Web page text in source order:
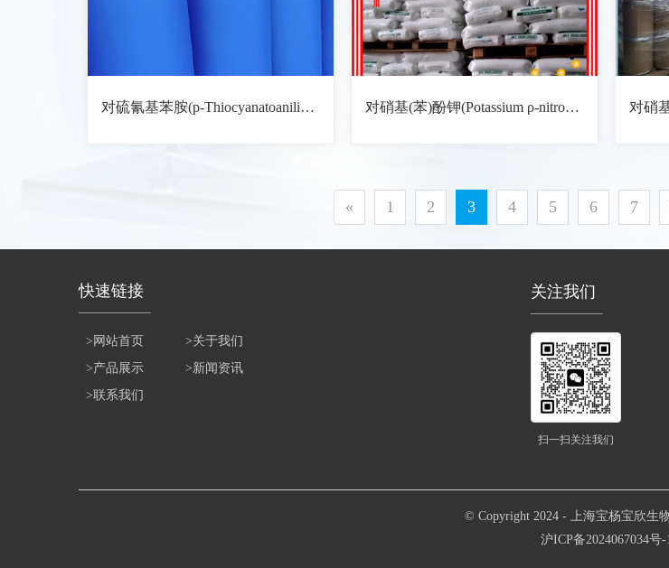
对硫氰基苯胺(p-Thiocyanatoaniline) CAS: 15191-25-0 化学式: C7H6N2S 对硝基(苯)酚钾(Potassium ρ-nitrophenolate) CAS: 1124-31-8 化学式: C6H4KNO3
« 1 2 3 4 5 6 7
快速链接 关注我们
扫一扫关注我们
>网站首页
>关于我们
>产品展示
>新闻资讯
>联系我们
© Copyright 2024 - 上海宝杨宝欣生
沪ICP备2024067034号-